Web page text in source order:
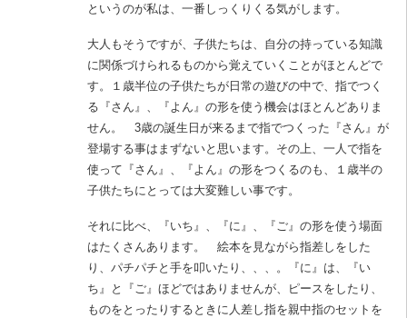
というのが私は、一番しっくりくる気がします。
大人もそうですが、子供たちは、自分の持っている知識
に関係づけられるものから覚えていくことがほとんどで
す。１歳半位の子供たちが日常の遊びの中で、指でつく
る『さん』、『よん』の形を使う機会はほとんどありま
せん。 3歳の誕生日が来るまで指でつくった『さん』が
登場する事はまずないと思います。その上、一人で指を
使って『さん』、『よん』の形をつくるのも、１歳半の
子供たちにとっては大変難しい事です。
それに比べ、『いち』、『に』、『ご』の形を使う場面
はたくさんあります。 絵本を見ながら指差しをした
り、パチパチと手を叩いたり、、、。『に』は、『い
ち』と『ご』ほどではありませんが、ピースをしたり、
ものをとったりするときに人差し指を親中指のセットを